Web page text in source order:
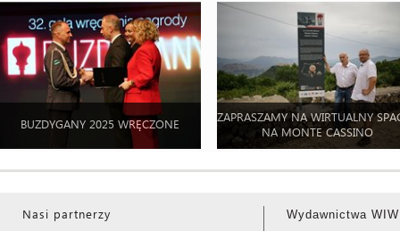
BUZDYGANY 2025 WRĘCZONE
ZAPRASZAMY NA WIRTUALNY
NA MONTE CASSINO
Nasi partnerzy
Wydawnictwa WIW